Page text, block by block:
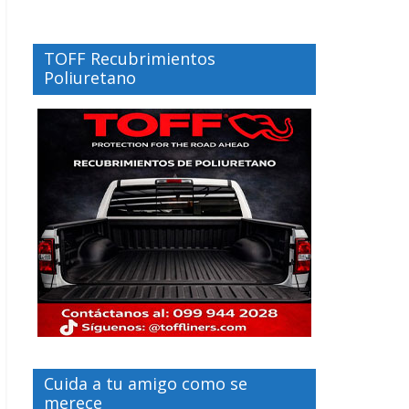
TOFF Recubrimientos
Poliuretano
Cuida a tu amigo como se
merece